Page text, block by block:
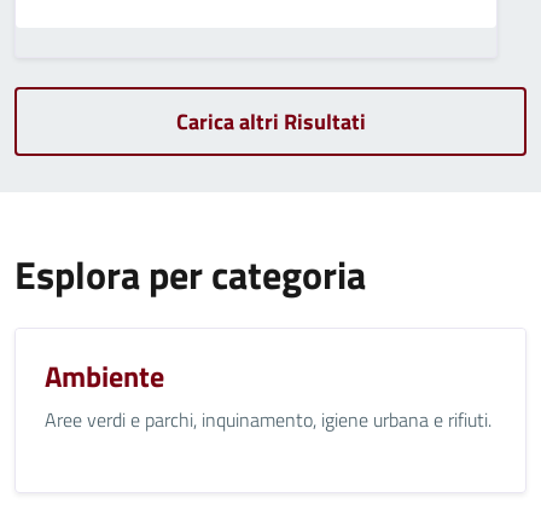
Carica altri Risultati
Esplora per categoria
Ambiente
Aree verdi e parchi, inquinamento, igiene urbana e rifiuti.